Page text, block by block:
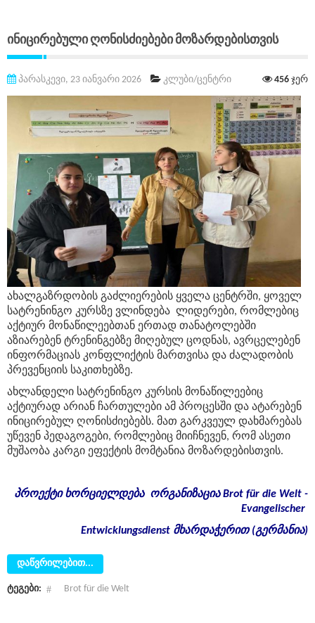
Ინიცირებული Ღონისძიებები Მოზარდებისთვის
პარასკევი, 23 იანვარი 2026 კლუბი/ცენტრი 456 ჯერ
ახალგაზრდობის გაძლიერების ყველა ცენტრში, ყოველ
სატრენინგო კურსზე ვლინდება ლიდერები, რომლებიც
აქტიურ მონაწილეებთან ერთად თანატოლებში
აზიარებენ ტრენინგებზე მიღებულ ცოდნას, ავრცელებენ
ინფორმაციას კონფლიქტის მართვისა და ძალადობის
პრევენციის საკითხებზე.
ახლანდელი სატრენინგო კურსის მონაწილეებიც
აქტიურად არიან ჩართულები ამ პროცესში და ატარებენ
ინიცირებულ ღონისძიებებს. მათ გარკვეულ დახმარებას
უწევენ პედაგოგები, რომლებიც მიიჩნევენ, რომ ასეთი
მუშაობა კარგი ეფექტის მომტანია მოზარდებისთვის.
პროექტი ხორციელდება ორგანიზაციაBrot für die Welt -
Evangelischer
Entwicklungsdienst მხარდაჭერით(გერმანია)
დაწვრილებით...
ტეგები: Brot für die Welt